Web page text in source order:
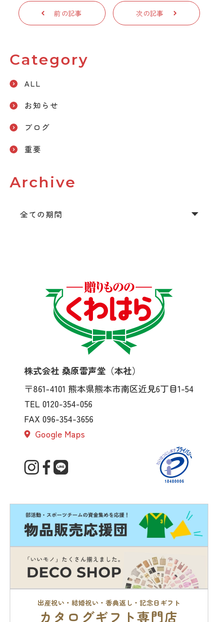
前の記事 次の記事
Category
ALL
お知らせ
ブログ
重要
Archive
株式会社 桑原雷声堂（本社）
〒861-4101 熊本県熊本市南区近見6丁目1-54
TEL 0120-354-056
FAX 096-354-3656
Google Maps
出産祝い・結婚祝い・香典返し・記念日ギフト
カタログギフト専門店